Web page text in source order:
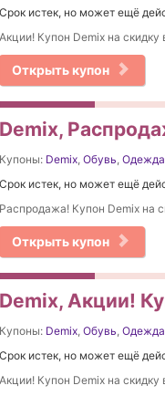
Срок истек, но может ещё
Акции! Купон Demix на скидку
Открыть купон
Demix,
Купоны: Demix, Обувь, Одежда
Срок истек, но может ещё
Распродажа! Купон Demix на
Открыть купон
Demix, Акции!
Купоны: Demix, Обувь, Одежда
Срок истек, но может ещё
Акции! Купон Demix на скидку